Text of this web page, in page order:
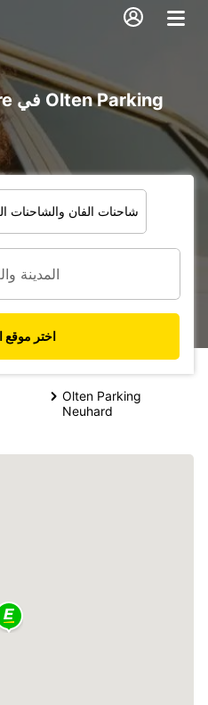
شاحنات الفان والشاحنات
اختر موقع
Olten Parking
Neuhard